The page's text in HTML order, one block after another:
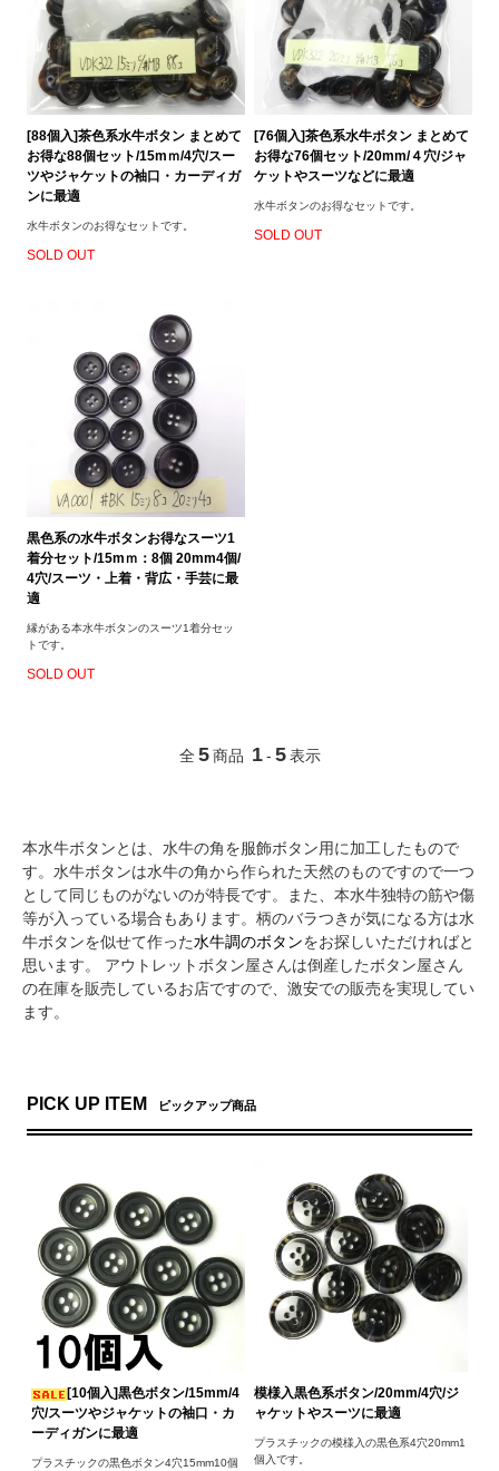
[88個入]茶色系水牛ボタン まとめて
お得な88個セット/15mｍ/4穴/スー
ツやジャケットの袖口・カーディガ
ンに最適
水牛ボタンのお得なセットです。
SOLD OUT
[76個入]茶色系水牛ボタン まとめて
お得な76個セット/20mm/４穴/ジャ
ケットやスーツなどに最適
水牛ボタンのお得なセットです。
SOLD OUT
黒色系の水牛ボタンお得なスーツ1
着分セット/15mｍ：8個 20mm4個/
4穴/スーツ・上着・背広・手芸に最
適
縁がある本水牛ボタンのスーツ1着分セッ
トです。
SOLD OUT
全 5 商品 1 - 5 表示
本水牛ボタンとは、水牛の角を服飾ボタン用に加工したもので
す。水牛ボタンは水牛の角から作られた天然のものですので一つ
として同じものがないのが特長です。また、本水牛独特の筋や傷
等が入っている場合もあります。柄のバラつきが気になる方は水
牛ボタンを似せて作った水牛調のボタンをお探しいただければと
思います。 アウトレットボタン屋さんは倒産したボタン屋さん
の在庫を販売しているお店ですので、激安での販売を実現してい
ます。
PICK UP ITEM ピックアップ商品
[10個入]黒色ボタン/15mm/4
穴/スーツやジャケットの袖口・カ
ーディガンに最適
プラスチックの黒色ボタン4穴15mm10個
模様入黒色系ボタン/20mm/4穴/ジ
ャケットやスーツに最適
プラスチックの模様入の黒色系4穴20mm1
個入です。